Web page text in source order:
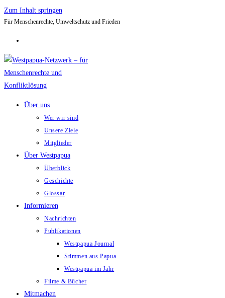
Zum Inhalt springen
Für Menschenrechte, Umweltschutz und Frieden
Über uns
Wer wir sind
Unsere Ziele
Mitglieder
Über Westpapua
Überblick
Geschichte
Glossar
Informieren
Nachrichten
Publikationen
Westpapua Journal
Stimmen aus Papua
Westpapua im Jahr
Filme & Bücher
Mitmachen